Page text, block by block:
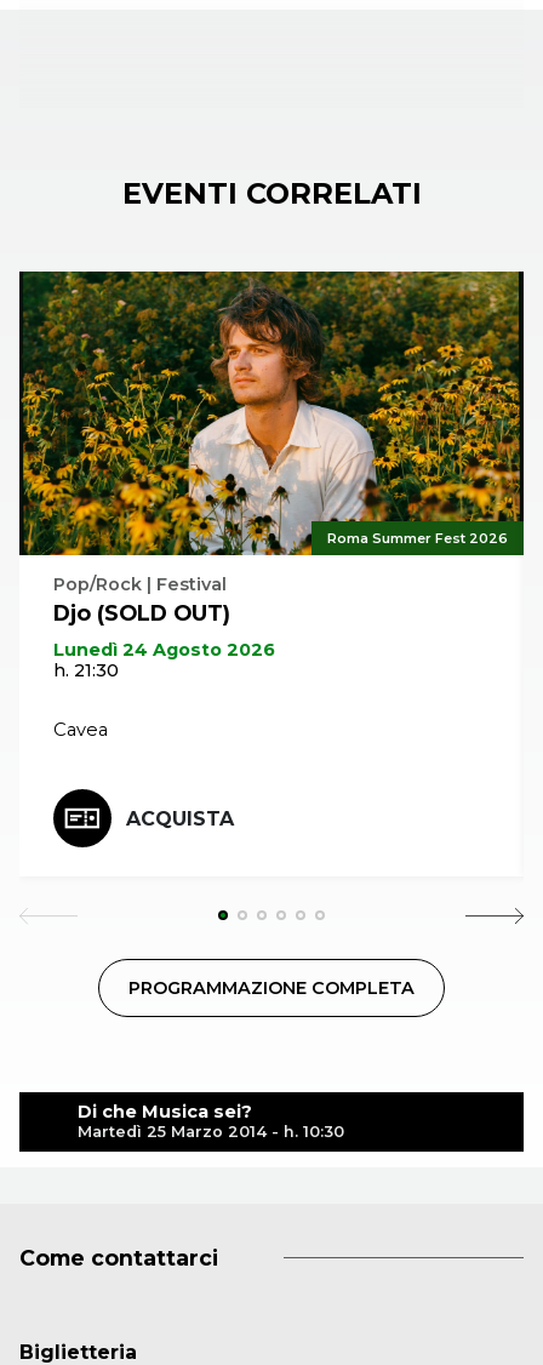
Di che Musica sei?
Martedì 25 Marzo 2014 - h. 10:30
EVENTI CORRELATI
Roma Summer Fest 2026
Pop/Rock | Festival
Djo (SOLD OUT)
Lunedì 24 Agosto 2026
h. 21:30
Cavea
ACQUISTA
PROGRAMMAZIONE COMPLETA
Come contattarci
Biglietteria